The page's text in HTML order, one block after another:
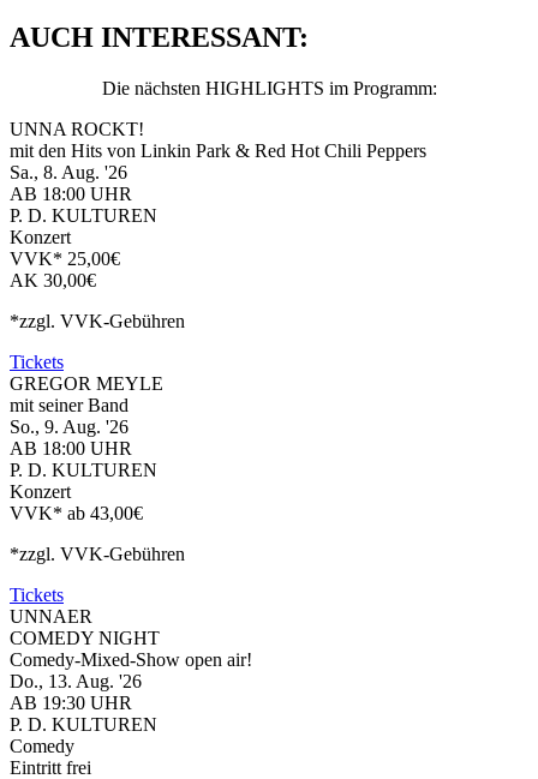
AUCH INTERESSANT:
Die nächsten HIGHLIGHTS im Programm:
UNNA ROCKT!
mit den Hits von Linkin Park & Red Hot Chili Peppers
Sa., 8. Aug. '26
AB 18:00 UHR
P. D. KULTUREN
Konzert
VVK* 25,00€
AK 30,00€
*zzgl. VVK-Gebühren
Tickets
GREGOR MEYLE
mit seiner Band
So., 9. Aug. '26
AB 18:00 UHR
P. D. KULTUREN
Konzert
VVK* ab 43,00€
*zzgl. VVK-Gebühren
Tickets
UNNAER
COMEDY NIGHT
Comedy-Mixed-Show open air!
Do., 13. Aug. '26
AB 19:30 UHR
P. D. KULTUREN
Comedy
Eintritt frei